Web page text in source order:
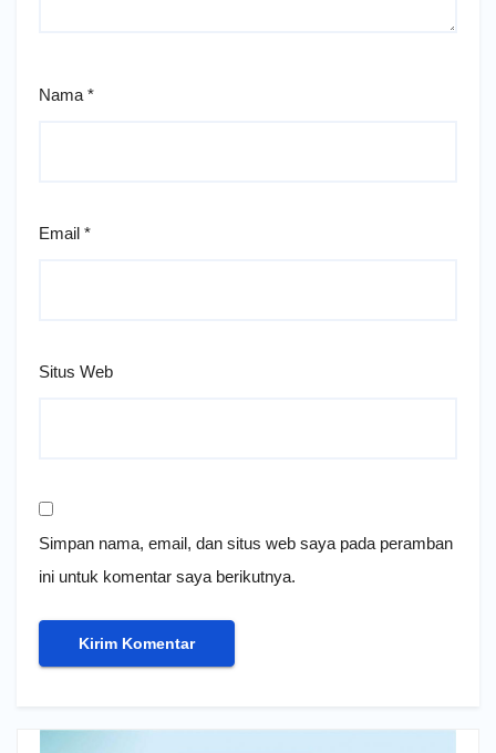
Nama *
Email *
Situs Web
Simpan nama, email, dan situs web saya pada peramban
ini untuk komentar saya berikutnya.